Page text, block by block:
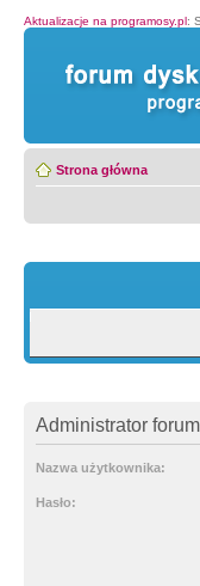
Aktualizacje na programosy.pl:
Strona główna
Administrator
Nazwa użytkownika:
Hasło: